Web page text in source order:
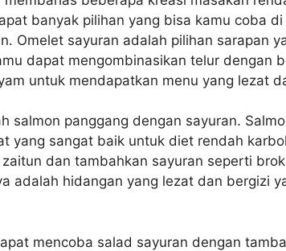
banyak pilihan yang bisa kamu coba
Omelet sayuran adalah pilihan sarapan
dapat mengombinasikan telur dengan
untuk mendapatkan menu yang lezat
salmon panggang dengan sayuran.
yang sangat baik untuk diet rendah
dan tambahkan sayuran seperti
adalah hidangan yang lezat dan bergizi
mencoba salad sayuran dengan